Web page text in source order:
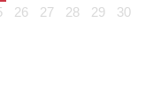
26 27 28 29
30